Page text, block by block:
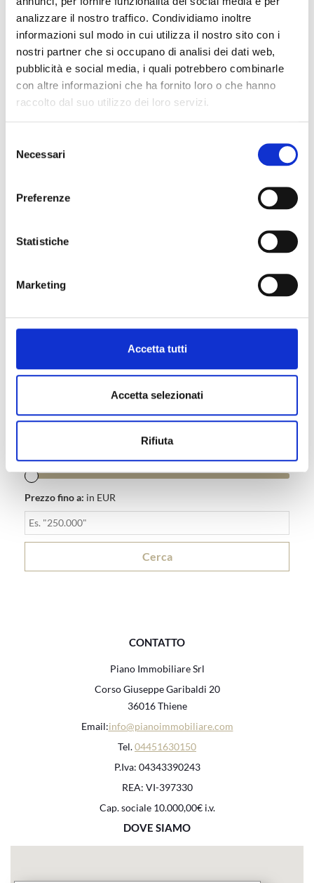
analizzare il nostro traffico. Condividiamo inoltre
informazioni sul modo in cui utilizza il nostro sito con i
nostri partner che si occupano di analisi dei dati web,
pubblicità e social media, i quali potrebbero combinarle
con altre informazioni che ha fornito loro o che hanno
raccolto dal suo utilizzo dei loro servizi.
delNecessari
Preferenze
Statistiche
Marketing
Accetta tutti
Accetta selezionati
Rifiuta
Cosa rende unica Piano Immobiliare? Lo racconta Nicola
Romere, fondatore dell’agenzia: ascolto, trasparenza e un
approccio su misura per ogni cliente.Continuare a leggere...
Appartamento, Villa o Villetta ...
Min. camere:0
Prezzo fino a: in EUR
CONTATTO
Piano Immobiliare Srl
Corso Giuseppe Garibaldi 20
36016 Thiene
Email:info@pianoimmobiliare.com
Tel.04451630150
P.Iva: 04343390243
REA: VI-397330
Cap. sociale 10.000,00€ i.v.
DOVE SIAMO